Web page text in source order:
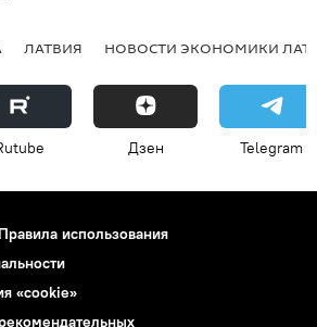
ЛАТВИЯ НОВОСТИ ЭКОНОМИКИ
Дзен Telegram
Правила использования
«cookie»